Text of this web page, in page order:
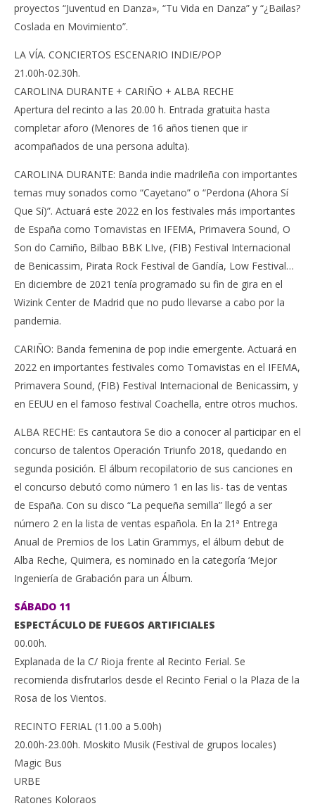
proyectos “Juventud en Danza», “Tu Vida en Danza” y “¿Bailas?
Coslada en Movimiento”.
LA VÍA. CONCIERTOS ESCENARIO INDIE/POP
21.00h-02.30h.
CAROLINA DURANTE + CARIÑO + ALBA RECHE
Apertura del recinto a las 20.00 h. Entrada gratuita hasta
completar aforo (Menores de 16 años tienen que ir
acompañados de una persona adulta).
CAROLINA DURANTE: Banda indie madrileña con importantes
temas muy sonados como “Cayetano” o “Perdona (Ahora Sí
Que Sí)”. Actuará este 2022 en los festivales más importantes
de España como Tomavistas en IFEMA, Primavera Sound, O
Son do Camiño, Bilbao BBK LIve, (FIB) Festival Internacional
de Benicassim, Pirata Rock Festival de Gandía, Low Festival…
En diciembre de 2021 tenía programado su fin de gira en el
Wizink Center de Madrid que no pudo llevarse a cabo por la
pandemia.
CARIÑO: Banda femenina de pop indie emergente. Actuará en
2022 en importantes festivales como Tomavistas en el IFEMA,
Primavera Sound, (FIB) Festival Internacional de Benicassim, y
en EEUU en el famoso festival Coachella, entre otros muchos.
ALBA RECHE: Es cantautora Se dio a conocer al participar en el
concurso de talentos Operación Triunfo 2018, quedando en
segunda posición. El álbum recopilatorio de sus canciones en
el concurso debutó como número 1 en las lis- tas de ventas
de España. Con su disco “La pequeña semilla” llegó a ser
número 2 en la lista de ventas española. En la 21ª Entrega
Anual de Premios de los Latin Grammys, el álbum debut de
Alba Reche, Quimera, es nominado en la categoría ‘Mejor
Ingeniería de Grabación para un Álbum.
SÁBADO 11
ESPECTÁCULO DE FUEGOS ARTIFICIALES
00.00h.
Explanada de la C/ Rioja frente al Recinto Ferial. Se
recomienda disfrutarlos desde el Recinto Ferial o la Plaza de la
Rosa de los Vientos.
RECINTO FERIAL (11.00 a 5.00h)
20.00h-23.00h. Moskito Musik (Festival de grupos locales)
Magic Bus
URBE
Ratones Koloraos